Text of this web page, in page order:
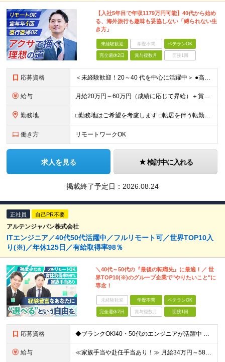
【入社5年目で年収1179万円可能】40代から始め
る、海外旅行も趣味も妥協しない「縛られない生
き方」
未経験歓迎 学歴不問 ベテランOK
完全週休2日 賞与複数月 面接1回
応募資格 ＜未経験歓迎！20～40 代を中心に活躍中＞ ●高卒以上 ●業界・業種未経験OK <こんな方を歓迎します> ・公私ともに生涯活かせる専門知識を身につけたい方 ・ライフステージが変わってもキャリアを築
給与 月給20万円～60万円（成績に応じて昇給）＋賞与年4回 ※前職給与・経験・年齢・能力を考慮の上、決定します ※試用期間3ヶ月あり（期間中の待遇に変更なし） ※入社後2年間は、研修期間として初期補給制
勤務地 □勤務地はご希望を考慮します □転居を伴う転勤はありません ●首都圏第七FA支社 東京都港区虎ノ門3-17-1 TOKYU REIT虎ノ門ビル4F ​●つくばFA支社 茨城県つくば市竹園1-6
働き方 リモートワークOK
求人を見る 検討中に入れる
掲載終了予定日： 2026.08.24
正社員 自己PR不要
アルテンジャパン株式会社
ITエンジニア／40代50代活躍中／フルリモート可／世界TOP10入
り(※)／年休125日／有給取得率98％
＼40代～50代の『最後の転職先』に最適！／ 世
界TOP10(※)のグループ企業で"やりたいこと"に
専念！
未経験歓迎 学歴不問 ベテランOK
完全週休2日 賞与複数月 面接1回
応募資格 ◆ブランクOK!40・50代のエンジニアが活躍中 ◆社会人経験10年以上の方も歓迎いたします！ ■学歴不問 ■何らかのIT系職種の実務経験をお持ちの方（経験年数不問） ※SE／PG・運用・保守・ヘル
給与 ≪家族手当や赴任手当あり！≫ 月給34万円～58万円＋賞与＋各種手当 ※前職の給与・経験・スキルなどを考慮のうえで決定します ※残業代は1分単位で全額支給します ※試用期間3ヶ月。その間の給与・待遇